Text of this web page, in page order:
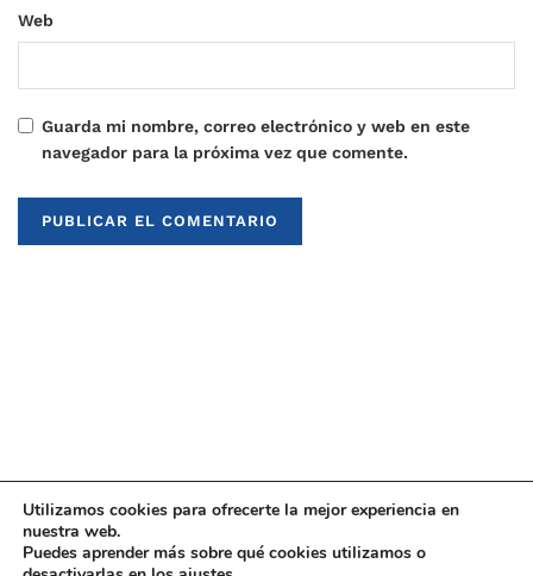
Web
Guarda mi nombre, correo electrónico y web en este
navegador para la próxima vez que comente.
© 2021Upaninews
Utilizamos cookies para ofrecerte la mejor experiencia en
nuestra web.
Puedes aprender más sobre qué cookies utilizamos o